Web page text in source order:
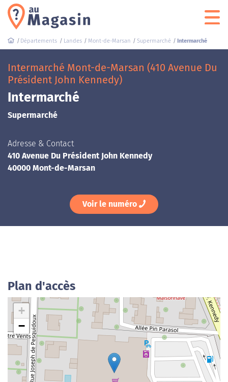
Départements Landes Mont-de-Marsan Supermarché Intermarché
Intermarché Mont-de-Marsan (410 Avenue Du
Président John Kennedy)
Intermarché
Supermarché
Adresse & Contact
410 Avenue Du Président John Kennedy
40000 Mont-de-Marsan
Voir le numéro
Plan d'accès
+
−